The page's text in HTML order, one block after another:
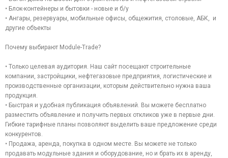
• Блок-контейнеры и бытовки - новые и б/у
• Ангары, резервуары, мобильные офисы, общежития, столовые, АБК, и
другие объекты
Почему выбирают Module-Trade?
• Только целевая аудитория. Наш сайт посещают строительные
компании, застройщики, нефтегазовые предприятия, логистические и
производственные организации, которым действительно нужна ваша
продукция.
• Быстрая и удобная публикация объявлений. Вы можете бесплатно
разместить объявление и получить первых откликов уже в первые дни.
Гибкие тарифные планы позволяют выделить ваше предложение среди
конкурентов.
• Продажа, аренда, покупка в одном месте. Вы можете не только
продавать модульные здания и оборудование, но и брать их в аренду,